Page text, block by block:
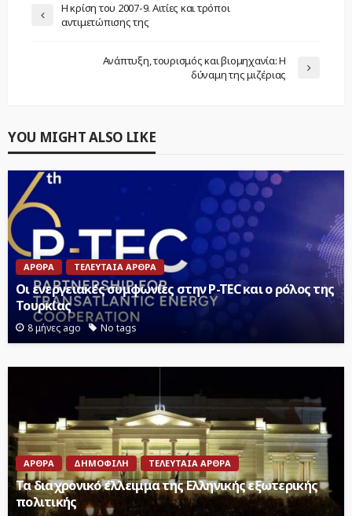
Η κρίση του 2007-9. Αιτίες και τρόποι
αντιμετώπισης της
Ανάπτυξη, τουρισμός και βιομηχανία: Η
δύναμη της μιζέριας
YOU MIGHT ALSO LIKE
ΆΡΘΡΑ ΤΕΛΕΥΤΑΊΑ ΆΡΘΡΑ
Οι ενεργειακές συμφωνίες στην P-TEC και ο ρόλος της
Τουρκίας
8 μήνες ago No tags
ΆΡΘΡΑ ΔΗΜΟΦΙΛΉ ΤΕΛΕΥΤΑΊΑ ΆΡΘΡΑ
Τα διαχρονικό έλλειμμα της Ελληνικής εξωτερικής
πολιτικής